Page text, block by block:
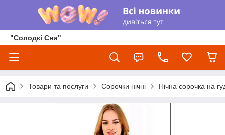
"Солодкі Сни"
Товари та послуги Сорочки нічні Нічна сорочка на